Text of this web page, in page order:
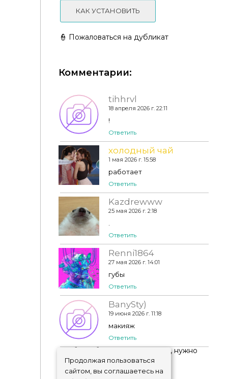
Goppolsme - GOLD - Makeup Set CC128
КАК УСТАНОВИТЬ
👮 Пожаловаться на дубликат
Комментарии:
tihhrvl
18 апреля 2026 г. 22:11
!
Ответить
холодный чай
1 мая 2026 г. 15:58
работает
Ответить
Kazdrewww
25 мая 2026 г. 2:18
Ответить
Renni1864
27 мая 2026 г. 14:01
губы
Ответить
BanySty)
19 июня 2026 г. 11:18
макияж
Ответить
Чтобы добавить комментарий, нужно
авторизоваться!
Продолжая пользоваться
сайтом, вы соглашаетесь на